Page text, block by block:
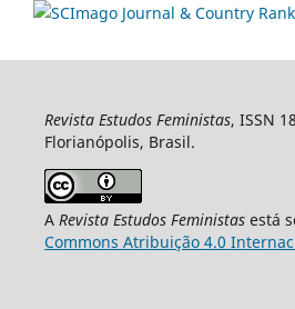
Revista Estudos Feministas, ISSN
Florianópolis, Brasil.
A Revista Estudos Feministasestá
Commons Atribuição 4.0